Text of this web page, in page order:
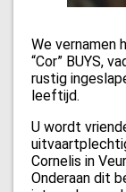
We vernamen
“Cor” BUYS,
rustig
leeftijd.
U wordt
Cornelis in
Onderaan dit